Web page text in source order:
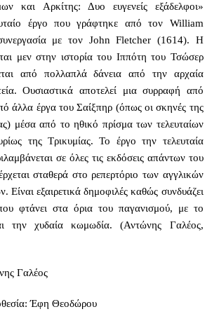
και Αρκίτης: Δυο ευγενείς εξάδελφοι»
έργο που γράφτηκε από τον William
με τον John Fletcher (1614). Η
μεν στην ιστορία του Ιππότη του Τσώσερ
από πολλαπλά δάνεια από την αρχαία
Ουσιαστικά αποτελεί μια συρραφή από
άλλα έργα του Σαίξπηρ (όπως οι σκηνές της
μέσα από το ηθικό πρίσμα των τελευταίων
της Τρικυμίας. Το έργο την τελευταία
σε όλες τις εκδόσεις απάντων του
σταθερά στο ρεπερτόριο των αγγλικών
Είναι εξαιρετικά δημοφιλές καθώς συνδυάζει
φτάνει στα όρια του παγανισμού, με το
την χυδαία κωμωδία. (Αντώνης Γαλέος,
Γαλέος
Έφη Θεοδώρου